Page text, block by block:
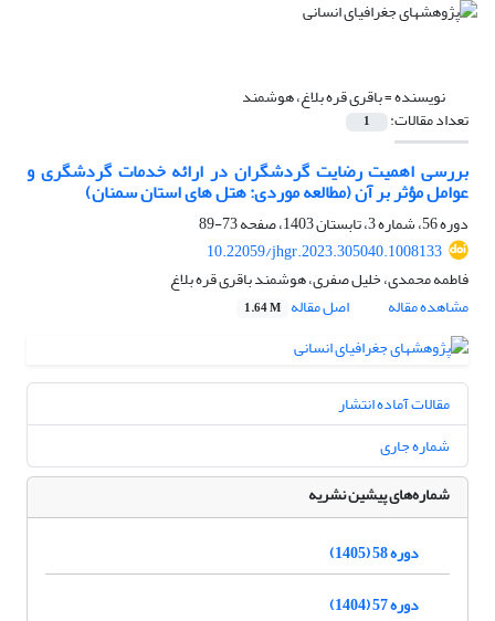
نویسنده =باقری قره بلاغ، هوشمند
تعداد مقالات: 1
بررسی اهمیت رضایت گردشگران در ارائه خدمات گردشگری و
عوامل مؤثر بر آن (مطالعه موردی: هتل های استان سمنان)
دوره 56، شماره 3، تابستان 1403، صفحه
73-89
10.22059/jhgr.2023.305040.1008133
فاطمه محمدی، خلیل صفری، هوشمند باقری قره بلاغ
مشاهده مقاله
اصل مقاله 1.64 M
مقالات آماده انتشار
شماره جاری
شماره‌های پیشین نشریه
دوره 58 (1405)
دوره 57 (1404)